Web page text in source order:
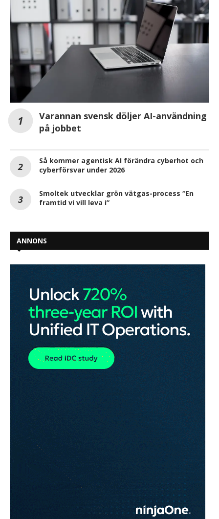
Varannan svensk döljer AI-användning
på jobbet
Så kommer agentisk AI förändra cyberhot och
cyberförsvar under 2026
Smoltek utvecklar grön vätgas-process “En
framtid vi vill leva i”
ANNONS